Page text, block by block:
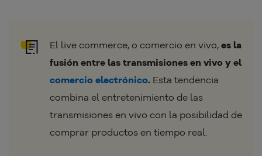
El live commerce, o comercio en vivo, es la
fusión entre las transmisiones en vivo y el
comercio electrónico. Esta tendencia
combina el entretenimiento de las
transmisiones en vivo con la posibilidad de
comprar productos en tiempo real.